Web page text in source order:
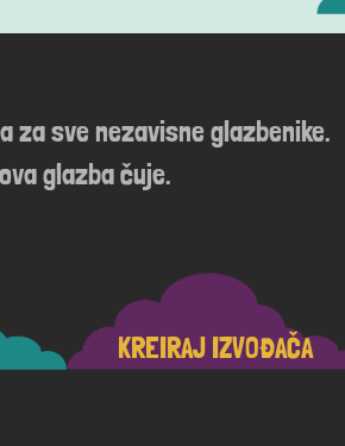
sve nezavisne glazbenike.
glazba čuje.
KREIRAJ IZVOĐAČA